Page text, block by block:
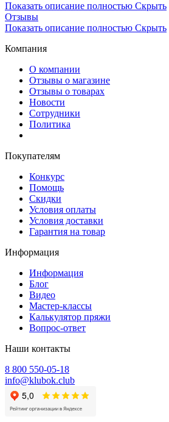
Показать описание полностью Скрыть
Отзывы
Показать описание полностью Скрыть
Компания
О компании
Отзывы о магазине
Отзывы о товарах
Новости
Сотрудники
Политика
Покупателям
Конкурс
Помощь
Скидки
Условия оплаты
Условия доставки
Гарантия на товар
Информация
Информация
Блог
Видео
Мастер-классы
Калькулятор пряжи
Вопрос-ответ
Наши контакты
8 800 550-05-18
info@klubok.club